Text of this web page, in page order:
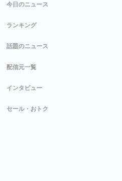
今日のニュース
ランキング
話題のニュース
配信元一覧
インタビュー
セール・おトク